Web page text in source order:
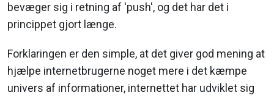
bevæger sig i retning af 'push', og det har det i
princippet gjort længe.
Forklaringen er den simple, at det giver god mening at
hjælpe internetbrugerne noget mere i det kæmpe
univers af informationer, internettet har udviklet sig